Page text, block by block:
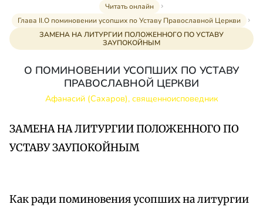
Читать онлайн
Глава II.О поминовении усопших по Уставу Православной Церкви
ЗАМЕНА НА ЛИТУРГИИ ПОЛОЖЕННОГО ПО УСТАВУ
ЗАУПОКОЙНЫМ
О ПОМИНОВЕНИИ УСОПШИХ ПО УСТАВУ
ПРАВОСЛАВНОЙ ЦЕРКВИ
Афанасий (Сахаров), священноисповедник
ЗАМЕНА НА ЛИТУРГИИ ПОЛОЖЕННОГО ПО
УСТАВУ ЗАУПОКОЙНЫМ
Как ради поминовения усопших на литургии